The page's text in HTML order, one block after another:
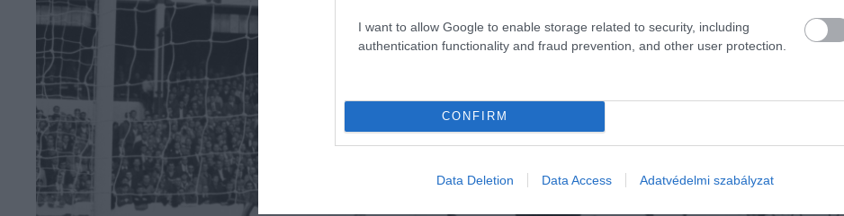
I want to allow Google to enable storage related to security, including
authentication functionality and fraud prevention, and other user protection.
CONFIRM
Data Deletion Data Access Adatvédelmi szabályzat